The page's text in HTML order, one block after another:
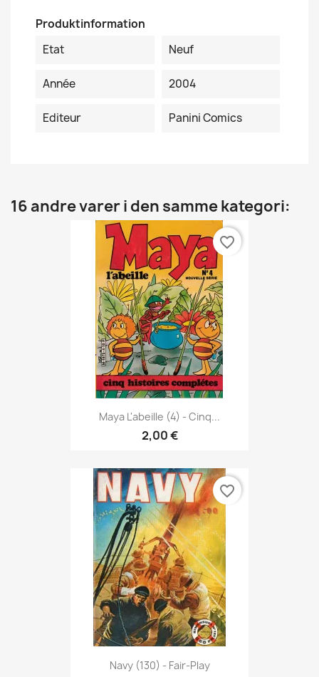
Produktinformation
Etat
Neuf
Année 2004
Editeur Panini Comics
16 andre varer i den samme kategori:
Maya L'abeille (4) - Cinq...
2,00 €
favorite_border
Navy (130) - Fair-Play
favorite_border